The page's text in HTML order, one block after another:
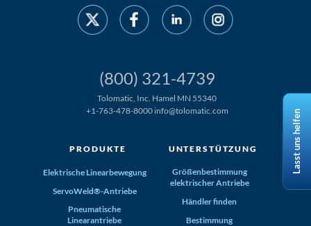
(800) 321-4739
Tolomatic, Inc. Hamel MN 55340
+1-763-478-8000 info@tolomatic.com
PRODUKTE
Elektrische Linearbewegung
ServoWeld®-Antriebe
Pneumatische
Linearantriebe
UNTERSTÜTZUNG
Größenbestimmung
elektrischer Antriebe
Händler finden
Bestimmung
Lasst uns helfen